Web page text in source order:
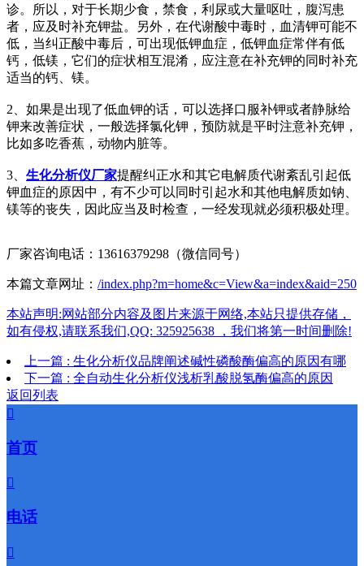
诊。所以，对于长期少食，禁食，利尿或大量呕吐，腹泻患
者，应及时补充钾盐。另外，在代谢酸中毒时，血清钾可能不
低，当纠正酸中毒后，可出现低钾血症，低钾血症常伴有低
钙，低镁，它们的症状相互混淆，应注意在补充钾的同时补充
适当的钙、镁。
2、如果是出现了低血钾的话，可以选择口服补钾或者静脉给
钾来改善症状，一般选择氯化钾，预防就是平时注意补充钾，
比如多吃香蕉，动物内脏等。
3、 生化分析仪厂家提醒纠正水和其它电解质代谢紊乱引起低
钾血症的原因中，有不少可以同时引起水和其他电解质如钠、
镁等的丧失，因此应当及时检查，一经发现就必须积极处理。
厂家咨询电话：13616379298（微信同号）
本篇文章网址： /index.php?m=home&c=View&a=index&aid=250
本站声明:网站部分内容及图片来源于网络,本站只提供存储，
如有侵权,请联系我们,QQ: 325925638 ，我们将第一时间删除!
上一篇 : 生化分析仪品牌阐述碱性磷酸酶偏高的原因有哪
下一篇 : 全自动生化分析仪浅析乳酸脱氢酶偏高的原因
返回列表

首页

电话
